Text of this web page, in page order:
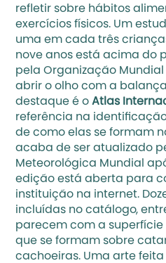
refletir sobre hábitos
exercícios físicos. Um
uma em cada três
nove anos está acima do
pela Organização Mundial
abrir o olho com a
destaque é o Atlas
referência na
de como elas se formam
acaba de ser atualizado
Meteorológica Mundial
edição está aberta para
instituição na internet.
incluídas no catálogo,
parecem com a
que se formam sobre
cachoeiras. Uma arte